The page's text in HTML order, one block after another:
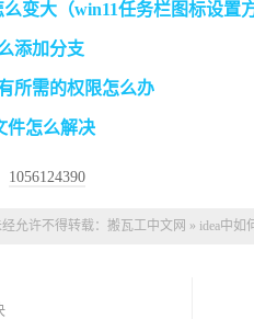
变大（win11任务栏图标设置方
添加分支
所需的权限怎么办
件怎么解决
1056124390
经允许不得转载： 搬瓦工中文网 » idea中如